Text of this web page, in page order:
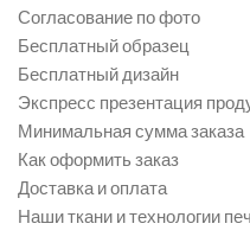
Согласование по фото
Бесплатный образец
Бесплатный дизайн
Экспресс презентация
Минимальная сумма заказа
Как оформить заказ
Доставка и оплата
Наши ткани и технологии